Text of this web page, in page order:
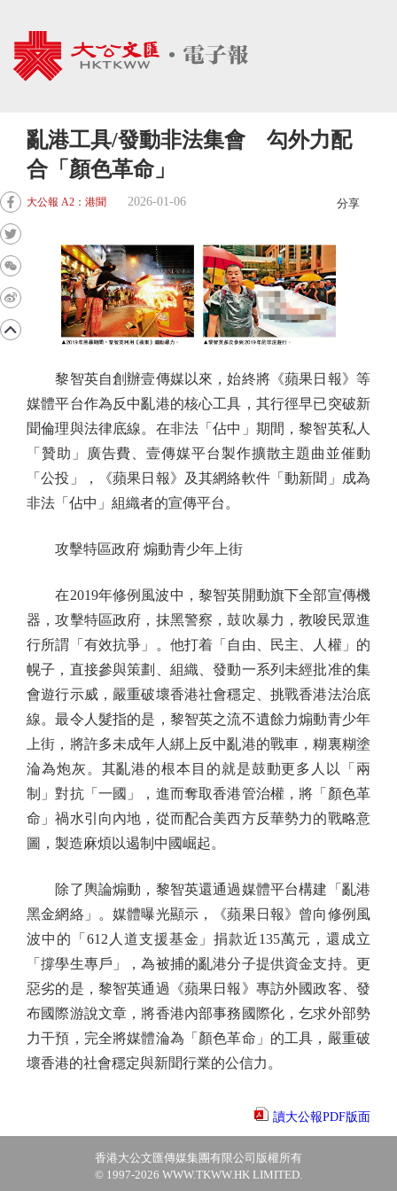
亂港工具/發動非法集會 勾外力配
合「顏色革命」
大公報 A2：港聞 2026-01-06 分享
黎智英自創辦壹傳媒以來，始終將《蘋果日報》等
媒體平台作為反中亂港的核心工具，其行徑早已突破新
聞倫理與法律底線。在非法「佔中」期間，黎智英私人
「贊助」廣告費、壹傳媒平台製作擴散主題曲並催動
「公投」，《蘋果日報》及其網絡軟件「動新聞」成為
非法「佔中」組織者的宣傳平台。
攻擊特區政府 煽動青少年上街
在2019年修例風波中，黎智英開動旗下全部宣傳機
器，攻擊特區政府，抹黑警察，鼓吹暴力，教唆民眾進
行所謂「有效抗爭」。他打着「自由、民主、人權」的
幌子，直接參與策劃、組織、發動一系列未經批准的集
會遊行示威，嚴重破壞香港社會穩定、挑戰香港法治底
線。最令人髮指的是，黎智英之流不遺餘力煽動青少年
上街，將許多未成年人綁上反中亂港的戰車，糊裏糊塗
淪為炮灰。其亂港的根本目的就是鼓動更多人以「兩
制」對抗「一國」，進而奪取香港管治權，將「顏色革
命」禍水引向內地，從而配合美西方反華勢力的戰略意
圖，製造麻煩以遏制中國崛起。
除了輿論煽動，黎智英還通過媒體平台構建「亂港
黑金網絡」。媒體曝光顯示，《蘋果日報》曾向修例風
波中的「612人道支援基金」捐款近135萬元，還成立
「撐學生專戶」，為被捕的亂港分子提供資金支持。更
惡劣的是，黎智英通過《蘋果日報》專訪外國政客、發
布國際游說文章，將香港內部事務國際化，乞求外部勢
力干預，完全將媒體淪為「顏色革命」的工具，嚴重破
壞香港的社會穩定與新聞行業的公信力。
讀大公報PDF版面
香港大公文匯傳媒集團有限公司版權所有
© 1997-2026 WWW.TKWW.HK LIMITED.